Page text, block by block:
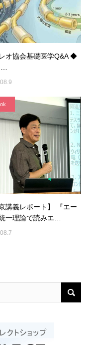
オ協会基礎医学Q&A ◆
京講義レポート】 『エー
一理論で読みエ…